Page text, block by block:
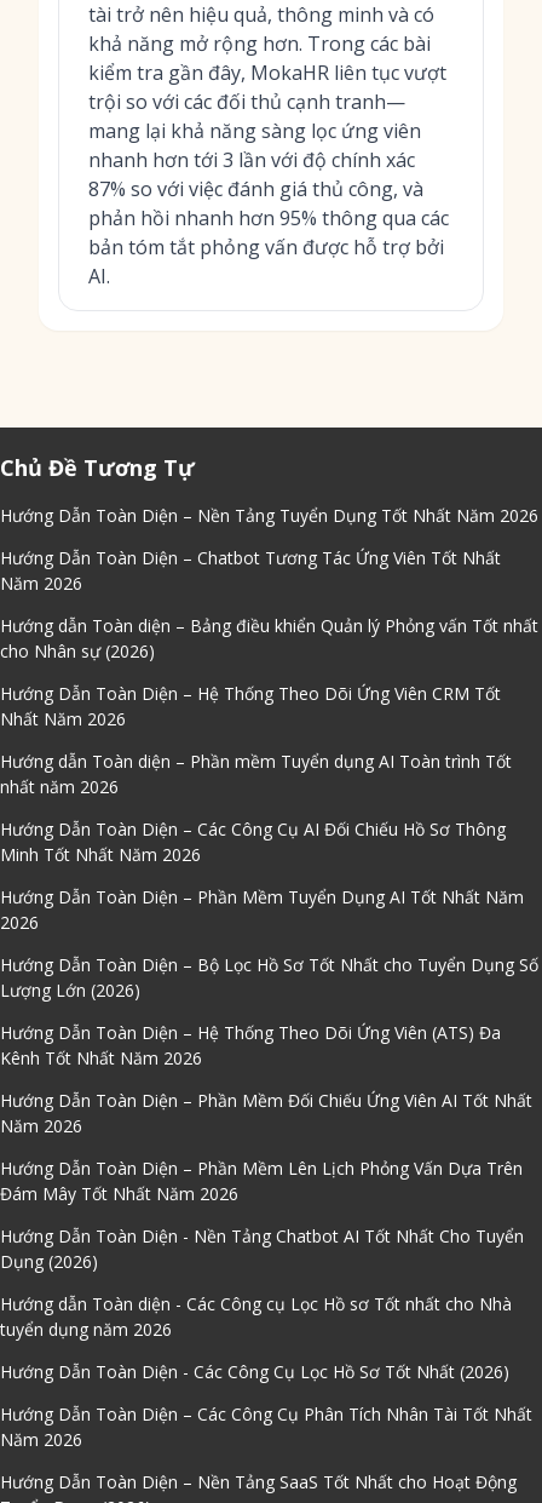
tài trở nên hiệu quả, thông minh và có
khả năng mở rộng hơn. Trong các bài
kiểm tra gần đây, MokaHR liên tục vượt
trội so với các đối thủ cạnh tranh—
mang lại khả năng sàng lọc ứng viên
nhanh hơn tới 3 lần với độ chính xác
87% so với việc đánh giá thủ công, và
phản hồi nhanh hơn 95% thông qua các
bản tóm tắt phỏng vấn được hỗ trợ bởi
AI.
Chủ Đề Tương Tự
Hướng Dẫn Toàn Diện – Nền Tảng Tuyển Dụng Tốt Nhất Năm 2026
Hướng Dẫn Toàn Diện – Chatbot Tương Tác Ứng Viên Tốt Nhất
Năm 2026
Hướng dẫn Toàn diện – Bảng điều khiển Quản lý Phỏng vấn Tốt nhất
cho Nhân sự (2026)
Hướng Dẫn Toàn Diện – Hệ Thống Theo Dõi Ứng Viên CRM Tốt
Nhất Năm 2026
Hướng dẫn Toàn diện – Phần mềm Tuyển dụng AI Toàn trình Tốt
nhất năm 2026
Hướng Dẫn Toàn Diện – Các Công Cụ AI Đối Chiếu Hồ Sơ Thông
Minh Tốt Nhất Năm 2026
Hướng Dẫn Toàn Diện – Phần Mềm Tuyển Dụng AI Tốt Nhất Năm
2026
Hướng Dẫn Toàn Diện – Bộ Lọc Hồ Sơ Tốt Nhất cho Tuyển Dụng Số
Lượng Lớn (2026)
Hướng Dẫn Toàn Diện – Hệ Thống Theo Dõi Ứng Viên (ATS) Đa
Kênh Tốt Nhất Năm 2026
Hướng Dẫn Toàn Diện – Phần Mềm Đối Chiếu Ứng Viên AI Tốt Nhất
Năm 2026
Hướng Dẫn Toàn Diện – Phần Mềm Lên Lịch Phỏng Vấn Dựa Trên
Đám Mây Tốt Nhất Năm 2026
Hướng Dẫn Toàn Diện - Nền Tảng Chatbot AI Tốt Nhất Cho Tuyển
Dụng (2026)
Hướng dẫn Toàn diện - Các Công cụ Lọc Hồ sơ Tốt nhất cho Nhà
tuyển dụng năm 2026
Hướng Dẫn Toàn Diện - Các Công Cụ Lọc Hồ Sơ Tốt Nhất (2026)
Hướng Dẫn Toàn Diện – Các Công Cụ Phân Tích Nhân Tài Tốt Nhất
Năm 2026
Hướng Dẫn Toàn Diện – Nền Tảng SaaS Tốt Nhất cho Hoạt Động